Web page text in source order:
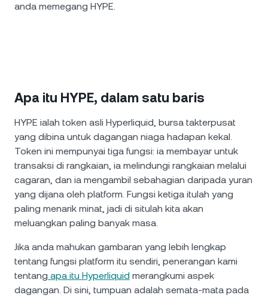
anda memegang HYPE.
Apa itu HYPE, dalam satu baris
HYPE ialah token asli Hyperliquid, bursa takterpusat
yang dibina untuk dagangan niaga hadapan kekal.
Token ini mempunyai tiga fungsi: ia membayar untuk
transaksi di rangkaian, ia melindungi rangkaian melalui
cagaran, dan ia mengambil sebahagian daripada yuran
yang dijana oleh platform. Fungsi ketiga itulah yang
paling menarik minat, jadi di situlah kita akan
meluangkan paling banyak masa.
Jika anda mahukan gambaran yang lebih lengkap
tentang fungsi platform itu sendiri, penerangan kami
tentang apa itu Hyperliquid merangkumi aspek
dagangan. Di sini, tumpuan adalah semata-mata pada